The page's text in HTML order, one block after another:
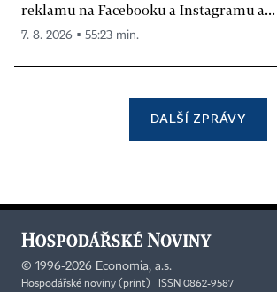
reklamu na Facebooku a Instagramu a...
7. 8. 2026 ▪ 55:23 min.
DALŠÍ ZPRÁVY
© 1996-2026 Economia, a.s.
Hospodářské noviny (print) ISSN 0862-9587